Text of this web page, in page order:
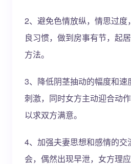
2、避免色情放纵，情思过度
良习惯，做到房事有节，起
方法。
3、降低阴茎抽动的幅度和速
刺激，同时女方主动迎合动
以求双方满意。
4、加强夫妻思想和感情的交
会，偶然出现早泄，女方理